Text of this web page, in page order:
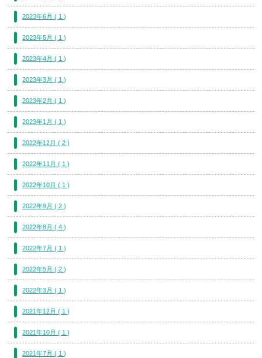
2023年6月 ( 1 )
2023年5月 ( 1 )
2023年4月 ( 1 )
2023年3月 ( 1 )
2023年2月 ( 1 )
2023年1月 ( 1 )
2022年12月 ( 2 )
2022年11月 ( 1 )
2022年10月 ( 1 )
2022年9月 ( 2 )
2022年8月 ( 4 )
2022年7月 ( 1 )
2022年5月 ( 2 )
2022年3月 ( 1 )
2021年12月 ( 1 )
2021年10月 ( 1 )
2021年7月 ( 1 )